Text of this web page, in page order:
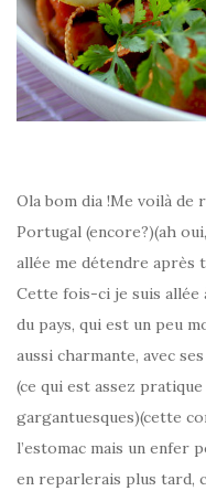
Ola bom dia !Me voilà de
Portugal (encore?)(ah
allée me détendre après
Cette fois-ci je suis allée
du pays, qui est un peu
aussi charmante, avec
(ce qui est assez
gargantuesques)(cette
l’estomac mais un enfer
en reparlerais plus tard,